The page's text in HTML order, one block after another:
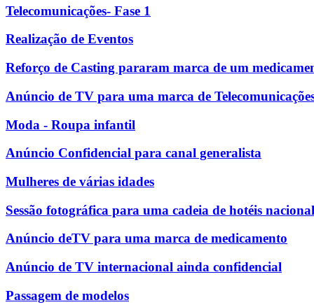
Telecomunicações- Fase 1
Realização de Eventos
Reforço de Casting pararam marca de um
Anúncio de TV para uma marca de
Moda - Roupa infantil
Anúncio Confidencial para canal generalista
Mulheres de várias idades
Sessão fotográfica para uma cadeia de hotéis nacional
Anúncio deTV para uma marca de medicamento
Anúncio de TV internacional ainda confidencial
Passagem de modelos